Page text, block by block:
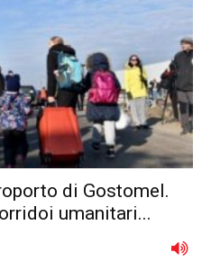
di Gostomel.
umanitari...